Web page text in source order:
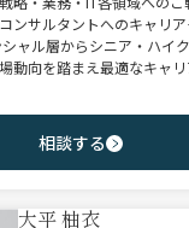
ンサルタントへのキャリ
ャル層からシニア・ハイ
動向を踏まえ最適なキャ
相談する
大平 柚衣